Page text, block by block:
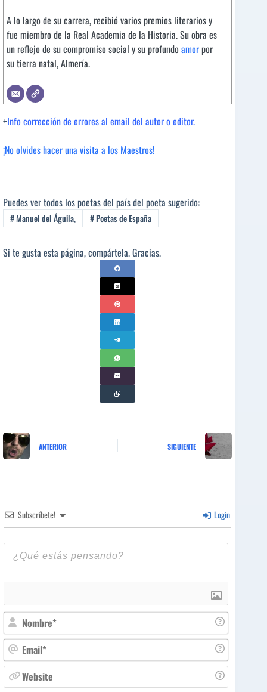
A lo largo de su carrera, recibió varios premios literarios y
fue miembro de la Real Academia de la Historia. Su obra es
un reflejo de su compromiso social y su profundo amorpor
su tierra natal, Almería.
+Info corrección de errores al email del autor o editor.
¡No olvides hacer una visita a los Maestros!
Puedes ver todos los poetas del país del poeta sugerido:
#Manuel del Águila, #Poetas de España
Si te gusta esta página, compártela. Gracias.
ANTERIOR SIGUIENTE
Subscríbete! Login
N
o
m
b
r
E
m
a
ie